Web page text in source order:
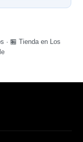
· 🏪 Tienda en Los